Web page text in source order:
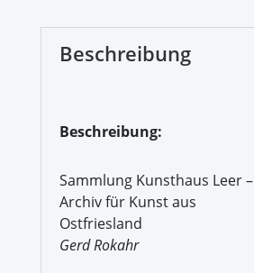
Beschreibung
Beschreibung:
Sammlung Kunsthaus Leer –
Archiv für Kunst aus
Ostfriesland
Gerd Rokahr